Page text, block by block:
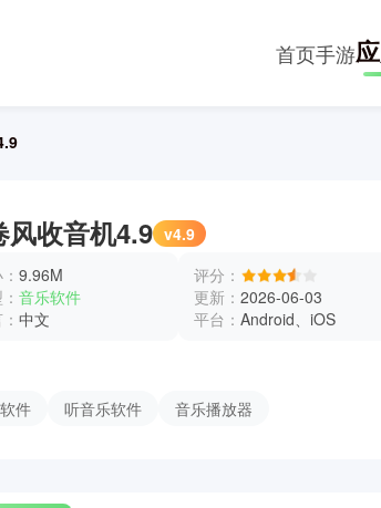
首页手游
风收音机4.9 v4.9
9.96M
音乐软件
中文
评分：
更新： 2026-06-03
平台： Android、iOS
件 听音乐软件 音乐播放器